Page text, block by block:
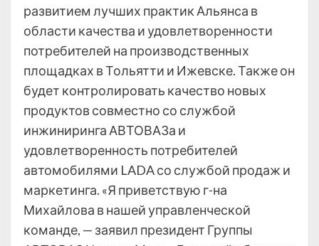
развитием лучших практик Альянса в
области качества и удовлетворенности
потребителей на производственных
площадках в Тольятти и Ижевске. Также он
будет контролировать качество новых
продуктов совместно со службой
инжиниринга АВТОВАЗа и
удовлетворенность потребителей
автомобилями LADA со службой продаж и
маркетинга. «Я приветствую г-на
Михайлова в нашей управленческой
команде, — заявил президент Группы